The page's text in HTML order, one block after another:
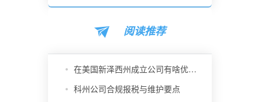
阅读推荐
在美国新泽西州成立公司有啥优势？
科州公司合规报税与维护要点